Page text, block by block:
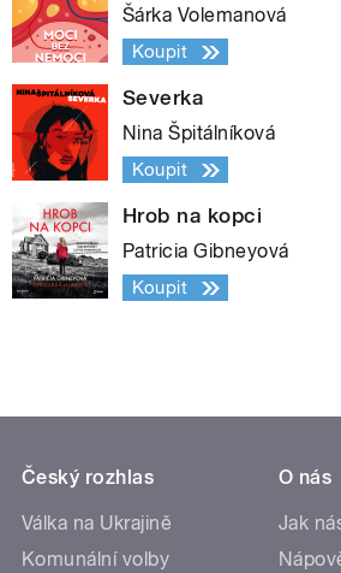
Šárka Volemanová
Koupit
Severka
Nina Špitálníková
Koupit
Hrob na kopci
Patricia Gibneyová
Koupit
Český rozhlas
Válka na Ukrajině
Komunální volby
O nás
Jak